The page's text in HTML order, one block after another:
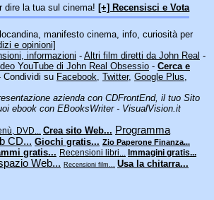
dire la tua sul cinema! [+] Recensisci e Vota
manifesto cinema, info, curiosità per
e opinioni]
informazioni - Altri film diretti da John Real -
YouTube di John Real Obsessio - Cerca e
su Facebook, Twitter, Google Plus,
azienda con CDFrontEnd, il tuo Sito
ebook con EBooksWriter - VisualVision.it
DVD... Crea sito Web... Programma
CD... Giochi gratis... Zio Paperone Finanza...
gratis... Recensioni libri... Immagini gratis...
Web... Recensioni film... Usa la chitarra...